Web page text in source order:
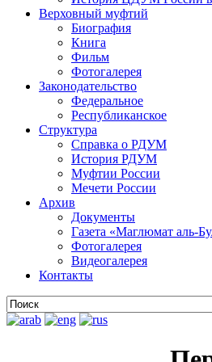
Верховный муфтий
Биография
Книга
Фильм
Фотогалерея
Законодательство
Федеральное
Республиканское
Структура
Справка о РДУМ
История РДУМ
Муфтии России
Мечети России
Архив
Документы
Газета «Маглюмат аль-
Фотогалерея
Видеогалерея
Контакты